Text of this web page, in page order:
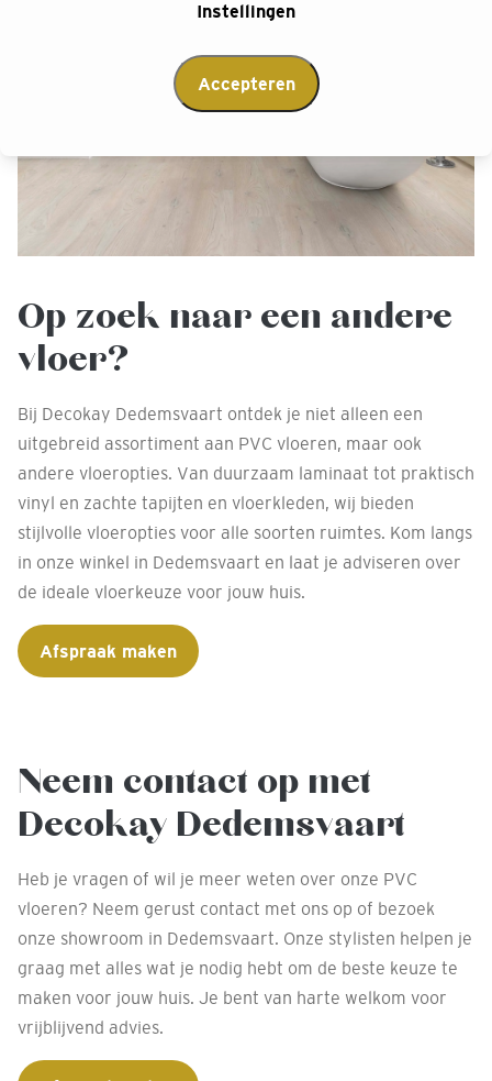
Op zoek naar een andere
vloer?
Bij Decokay Dedemsvaart ontdek je niet alleen een
uitgebreid assortiment aan PVC vloeren, maar ook
andere vloeropties. Van duurzaam laminaat tot praktisch
vinyl en zachte tapijten en vloerkleden, wij bieden
stijlvolle vloeropties voor alle soorten ruimtes. Kom langs
in onze winkel in Dedemsvaart en laat je adviseren over
de ideale vloerkeuze voor jouw huis.
Afspraak maken
Neem contact op met
Decokay Dedemsvaart
Heb je vragen of wil je meer weten over onze PVC
vloeren? Neem gerust contact met ons op of bezoek
onze showroom in Dedemsvaart. Onze stylisten helpen je
graag met alles wat je nodig hebt om de beste keuze te
maken voor jouw huis. Je bent van harte welkom voor
vrijblijvend advies.
Instellingen
Accepteren